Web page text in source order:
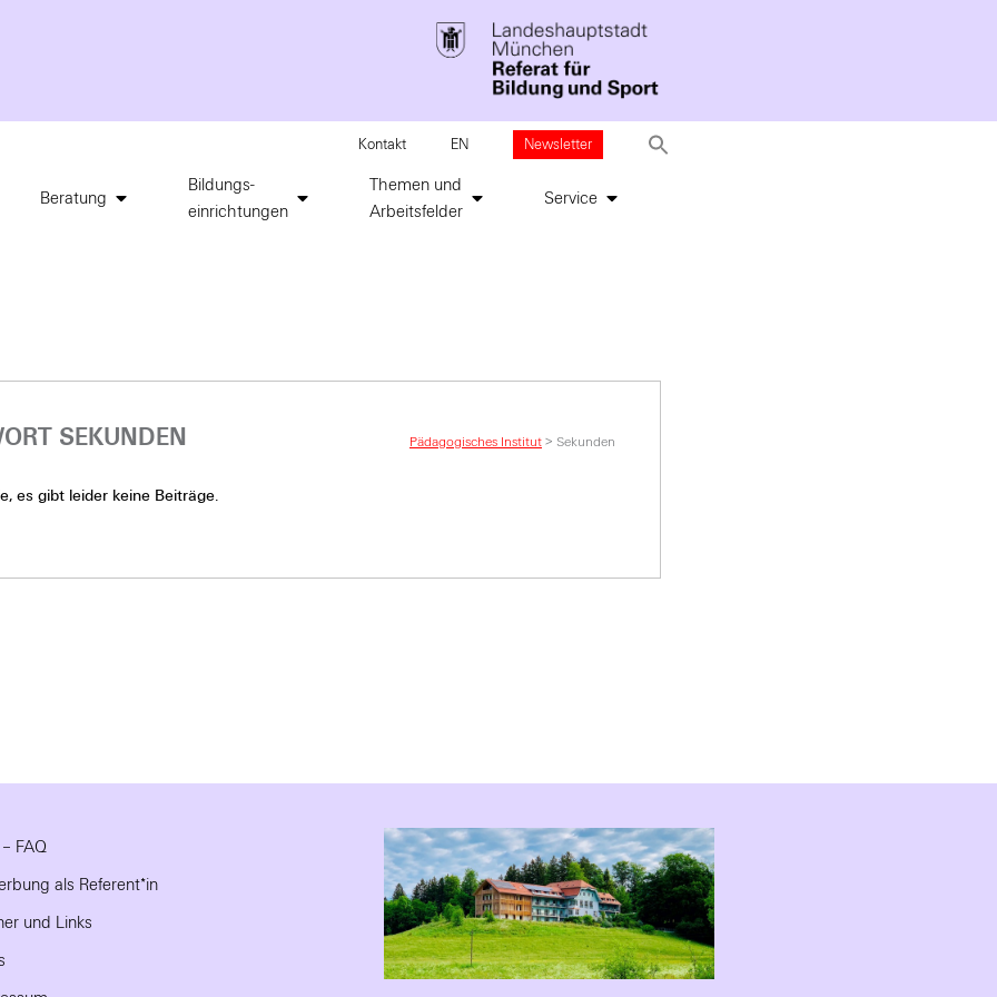
Kontakt EN Newsletter
Beratung
Bildungs-
einrichtungen
Themen und
Arbeitsfelder
Service
SEKUNDEN Pädagogisches Institut > Sekunden
es gibt leider keine Beiträge.
FAQ
als Referent*in
und Links